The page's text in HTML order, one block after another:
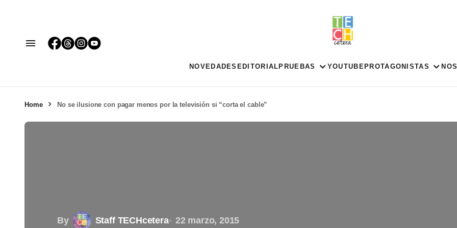
NOVEDADES EDITORIAL PRUEBAS YOUTUBE PROTAGONISTAS
Home No se ilusione con pagar menos por la televisión si “corta el cable”
By Staff TECHcetera 22 marzo, 2015